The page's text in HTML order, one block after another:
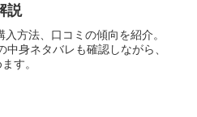
説
方法、口コミの傾向を紹介。
身ネタバレも確認しながら、
す。